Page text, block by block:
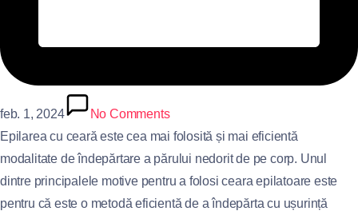
feb. 1, 2024
No Comments
Epilarea cu ceară este cea mai folosită și mai eficientă
modalitate de îndepărtare a părului nedorit de pe corp. Unul
dintre principalele motive pentru a folosi ceara epilatoare este
pentru că este o metodă eficientă de a îndepărta cu ușurință